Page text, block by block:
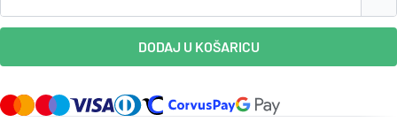
DODAJ U KOŠARICU